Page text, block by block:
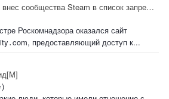
Роскомнадзор внес сообщества Steam в список запрещенных
Роскомнадзора оказался сайт
предоставляющий доступ к...